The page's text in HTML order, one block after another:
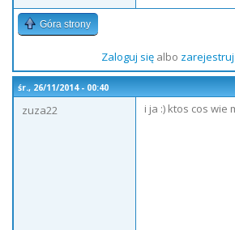
Góra strony
Zaloguj sięalbo zarejestruj
śr., 26/11/2014 - 00:40
zuza22
i ja :) ktos cos wie